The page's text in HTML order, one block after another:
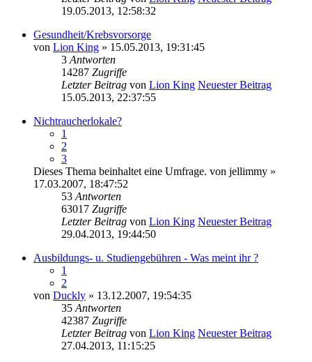
19.05.2013, 12:58:32
Gesundheit/Krebsvorsorge
von Lion King » 15.05.2013, 19:31:45
3 Antworten
14287 Zugriffe
Letzter Beitrag von Lion King Neuester Beitrag
15.05.2013, 22:37:55
Nichtraucherlokale?
1
2
3
Dieses Thema beinhaltet eine Umfrage. von jellimmy »
17.03.2007, 18:47:52
53 Antworten
63017 Zugriffe
Letzter Beitrag von Lion King Neuester Beitrag
29.04.2013, 19:44:50
Ausbildungs- u. Studiengebühren - Was meint ihr ?
1
2
von Duckly » 13.12.2007, 19:54:35
35 Antworten
42387 Zugriffe
Letzter Beitrag von Lion King Neuester Beitrag
27.04.2013, 11:15:25